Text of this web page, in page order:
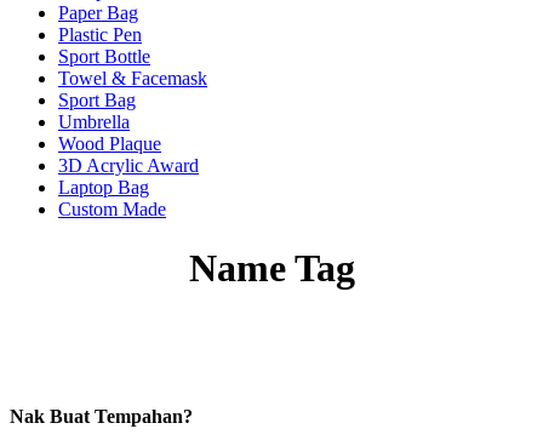
Paper Bag
Plastic Pen
Sport Bottle
Towel & Facemask
Sport Bag
Umbrella
Wood Plaque
3D Acrylic Award
Laptop Bag
Custom Made
Name Tag
Nak Buat Tempahan?